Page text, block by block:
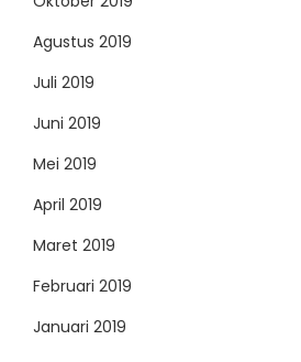
Agustus 2019
Juli 2019
Juni 2019
Mei 2019
April 2019
Maret 2019
Februari 2019
Januari 2019